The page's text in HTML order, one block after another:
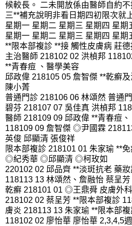
候較長。 二未開放係由醫師自約
三**補充說明非看日期四初限次就
星期一 星期二 星期三 星期四 星期
星期一 星期二 星期三 星期四 星期
**限本部複診 **接 觸性皮膚病 莊德
主治醫師 218102 02 洪楨邦
**青春痘 、醫學美容
邱政偉 218105 05 詹智傑 **乾癬
陳小菁
普通門診 218106 06 林頌然 普通
碧芬 218107 07 吳佳真 洪楨邦
醫師 218109 09 邱政偉 **青春痘
118109 09 詹智傑 ◎尹國霖
英俊 邱顯清 張俊祥
限本部複診 218101 01 朱家瑜 **
◎紀秀華 ◎邱顯清 ◎柯玫如
220102 02 邱品齊 **淡斑抗老 藥
118113 13 林頌然、詹融怡 蔡呈
乾癬 218101 01 ◎王鼎舜 皮膚外
218102 02 蔡呈芳 **限本部複診
膚炎 218113 13 朱家瑜 **限本部
118102 02 廖怡華 廖怡華 2,3,4,5